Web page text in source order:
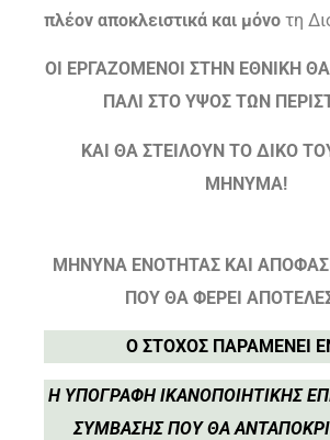
πλέον αποκλειστικά και μόνο τη
ΟΙ ΕΡΓΑΖΟΜΕΝΟΙ ΣΤΗΝ ΕΘΝΙΚΗ
ΠΑΛΙ ΣΤΟ ΥΨΟΣ ΤΩΝ
ΚΑΙ ΘΑ ΣΤΕΙΛΟΥΝ ΤΟ ΔΙΚΟ
ΜΗΝΥΜΑ!
ΜΗΝΥΝΑ ΕΝΟΤΗΤΑΣ ΚΑΙ
ΠΟΥ ΘΑ ΦΕΡΕΙ
Ο ΣΤΟΧΟΣ ΠΑΡΑΜΕΝΕΙ
Η ΥΠΟΓΡΑΦΗ ΙΚΑΝΟΠΟΙΗΤΙΚΗΣ
ΣΥΜΒΑΣΗΣ ΠΟΥ ΘΑ